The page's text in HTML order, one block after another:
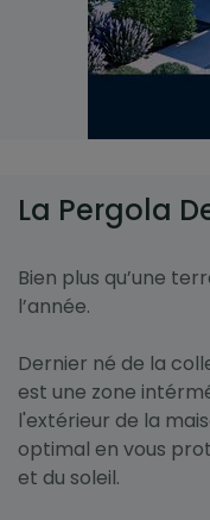
La Pergola
Bien plus qu’une
l’année.
Dernier né de la
est une zone
l'extérieur de la
optimal en vous
et du soleil.